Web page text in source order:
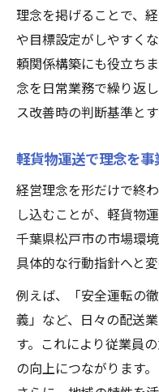
理念を掲げることで、
や目標設定がしやすく
頼関係構築にも役立ち
念を日常業務で繰り返
ス改善時の判断基準と
軽貨物運送で理念を
経営理念を形だけで終
し込むことが、軽貨物
千葉県松戸市の市場環
具体的な行動指針へと変
例えば、「安全運転の
義」など、日々の配送
す。これにより従業員
の向上につながります。